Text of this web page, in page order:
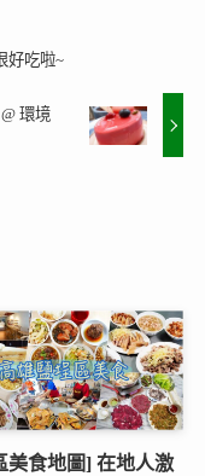
好吃啦~
環境
美食地圖] 在地人激